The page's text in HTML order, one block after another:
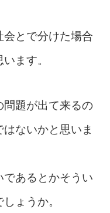
会とで分けた場合
ます。
問題が出て来るの
ないかと思いま
あるとかそうい
ょうか。